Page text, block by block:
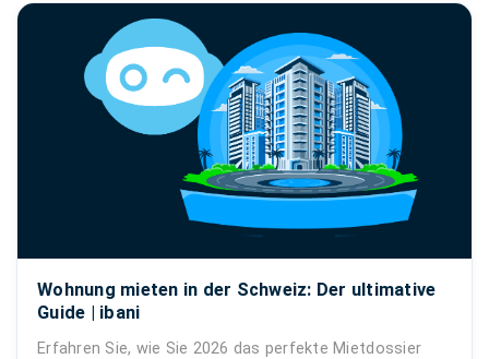
Wohnung mieten in der Schweiz: Der ultimative
Guide | ibani
Erfahren Sie, wie Sie 2026 das perfekte Mietdossier